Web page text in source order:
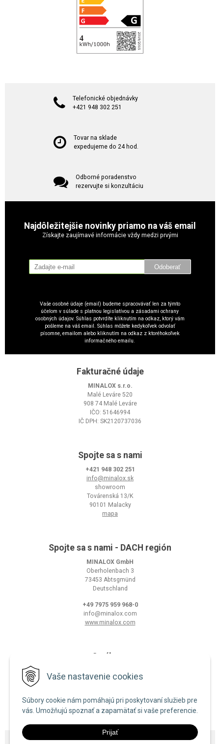
Vaše nastavenie cookies
Súbory cookie nám pomáhajú pri poskytovaní služieb pre
vás. Umožňujú spoznať a zapamätať si vaše preferencie.
Prijať
Telefonické objednávky
+421 948 302 251
Tovar na sklade
expedujeme do 24 hod.
Odborné poradenstvo
rezervujte si konzultáciu
Najdôležitejšie novinky priamo na váš email
Získajte zaujímavé informácie vždy medzi prvými
Odoberať
Vaše osobné údaje (email) budeme spracovávať len za týmto
účelom v súlade s platnou legislatívou a zásadami ochrany
osobných údajov. Súhlas potvrdíte kliknutím na odkaz, ktorý vám
pošleme na váš email. Súhlas môžete kedykoľvek odvolať
písomne, emailom alebo kliknutím na odkaz z ktoréhokoľvek
informačného emailu.
Fakturačné údaje
MINALOX s.r.o.
Malé Leváre 520
908 74 Malé Leváre
IČO: 51646994
IČ DPH: SK2120737036
Spojte sa s nami
+421 948 302 251
info@minalox.sk
showroom
Továrenská 13/K
90101 Malacky
mapa
Spojte sa s nami - DACH región
MINALOX GmbH
Oberholenbach 3
73453 Abtsgmünd
Deutschland
+49 7975 959 968-0
info@minalox.com
www.minalox.com
O nákupe
Zásady používania cookies